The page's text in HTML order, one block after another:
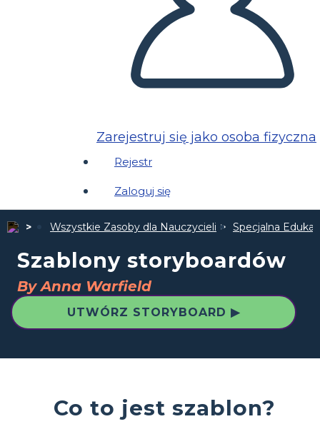
Zarejestruj się jako osoba fizyczna
Rejestr
Zaloguj się
Wszystkie Zasoby dla Nauczycieli Specjalna
Szablony storyboardów
By Anna Warfield
UTWÓRZ STORYBOARD ▶
Co to jest szablon?